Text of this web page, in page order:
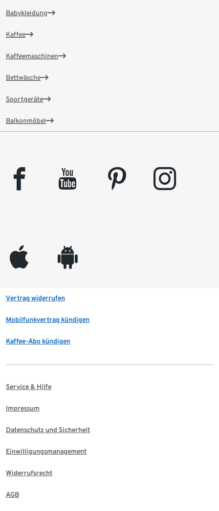
Babykleidung
Kaffee
Kaffeemaschinen
Bettwäsche
Sportgeräte
Balkonmöbel
facebook youtube pinterest instagram
appleinc android
Vertrag widerrufen
Mobilfunkvertrag kündigen
Kaffee-Abo kündigen
Service & Hilfe
Impressum
Datenschutz und Sicherheit
Einwilligungsmanagement
Widerrufsrecht
AGB